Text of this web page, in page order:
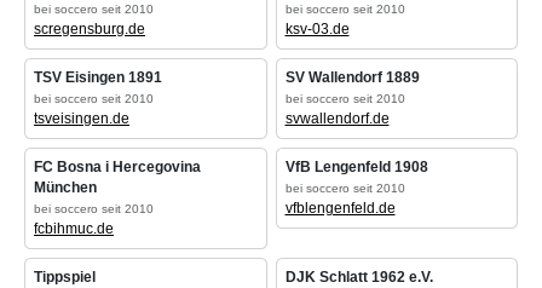
bei soccero seit 2010
scregensburg.de
bei soccero seit 2010
ksv-03.de
TSV Eisingen 1891
bei soccero seit 2010
tsveisingen.de
SV Wallendorf 1889
bei soccero seit 2010
svwallendorf.de
FC Bosna i Hercegovina
München
bei soccero seit 2010
fcbihmuc.de
VfB Lengenfeld 1908
bei soccero seit 2010
vfblengenfeld.de
Tippspiel DJK Schlatt 1962 e.V.